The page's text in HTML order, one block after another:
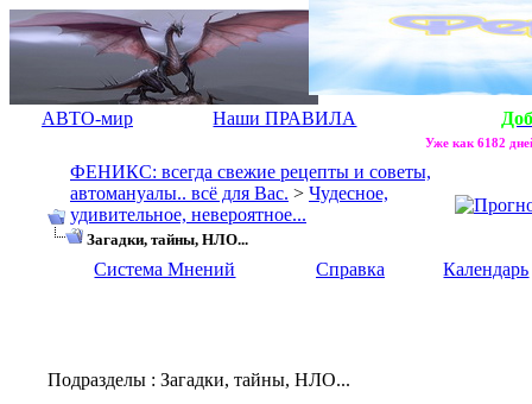
АВТО-мир Наши ПРАВИЛА
Уже как 6182
ФЕНИКС: всегда свежие рецепты и советы,
автомануалы.. всё для Вас. > Чудесное,
удивительное, невероятное...
Загадки, тайны, НЛО...
Система Мнений Справка Календарь
Подразделы : Загадки, тайны, НЛО...